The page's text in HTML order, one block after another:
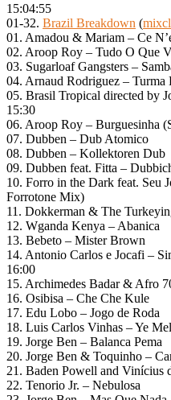
15:04:55
01-32. Brazil Breakdown (
01. Amadou & Mariam – Ce
02. Aroop Roy – Tudo O Que
03. Sugarloaf Gangsters –
04. Arnaud Rodriguez – Turma
05. Brasil Tropical directed by
15:30
06. Aroop Roy – Burguesinha
07. Dubben – Dub Atomico
08. Dubben – Kollektoren Dub
09. Dubben feat. Fitta –
10. Forro in the Dark feat. Seu
Forrotone Mix)
11. Dokkerman & The
12. Wganda Kenya – Abanica
13. Bebeto – Mister Brown
14. Antonio Carlos e Jocafi –
16:00
15. Archimedes Badar & Afro
16. Osibisa – Che Che Kule
17. Edu Lobo – Jogo de Roda
18. Luis Carlos Vinhas – Ye
19. Jorge Ben – Balanca Pema
20. Jorge Ben & Toquinho –
21. Baden Powell and Vinícius
22. Tenorio Jr. – Nebulosa